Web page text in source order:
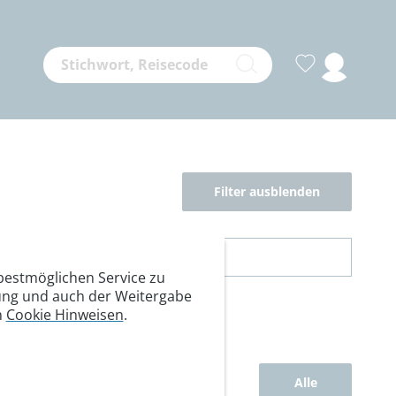
Filter ausblenden
Alle
Service zu
und auch der Weitergabe
Cookie Hinweisen.